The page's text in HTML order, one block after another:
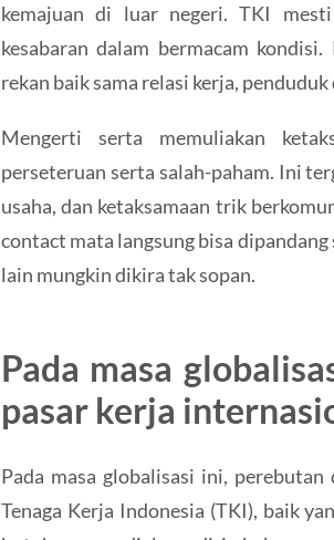
kemajuan di luar negeri. TKI
kesabaran dalam bermacam
rekan baik sama relasi kerja,
Mengerti serta memuliakan
perseteruan serta salah-paham. Ini
usaha, dan ketaksamaan trik
contact mata langsung bisa
lain mungkin dikira tak sopan.
Pada masa
pasar kerja
Pada masa globalisasi ini,
Tenaga Kerja Indonesia (TKI), baik